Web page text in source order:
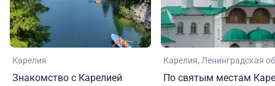
Карелия
Знакомство с Карелией
Карелия Ленинградская
По святым местам